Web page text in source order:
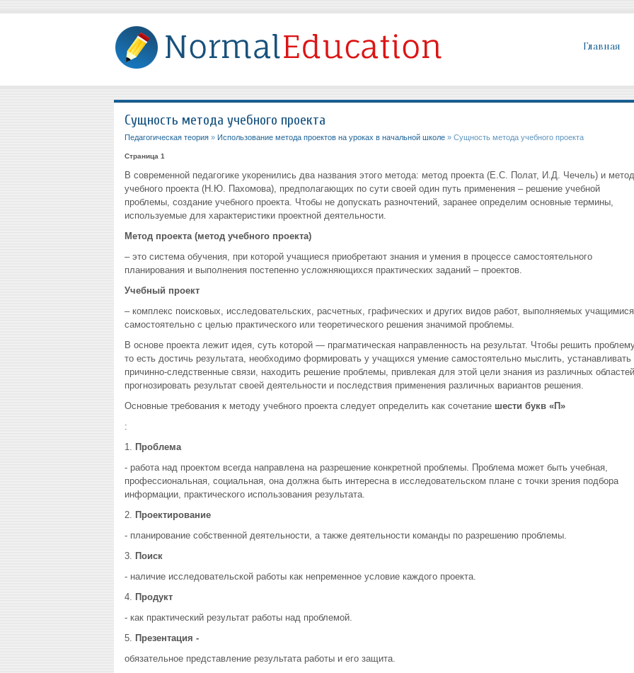
Главная
Сущность метода учебного проекта
Педагогическая теория» Использование метода проектов на уроках в начальной школе» Сущность метода учебного проекта
Страница 1
В современной педагогике укоренились два названия этого метода: метод проекта (Е.С. Полат, И.Д. Чечель) и метод
учебного проекта (Н.Ю. Пахомова), предполагающих по сути своей один путь применения – решение учебной
проблемы, создание учебного проекта. Чтобы не допускать разночтений, заранее определим основные термины,
используемые для характеристики проектной деятельности.
Метод проекта (метод учебного проекта)
– это система обучения, при которой учащиеся приобретают знания и умения в процессе самостоятельного
планирования и выполнения постепенно усложняющихся практических заданий – проектов.
Учебный проект
– комплекс поисковых, исследовательских, расчетных, графических и других видов работ, выполняемых учащимися
самостоятельно с целью практического или теоретического решения значимой проблемы.
В основе проекта лежит идея, суть которой — прагматическая направленность на результат. Чтобы решить
то есть достичь результата, необходимо формировать у учащихся умение самостоятельно мыслить, устанавливать
причинно-следственные связи, находить решение проблемы, привлекая для этой цели знания из различных
прогнозировать результат своей деятельности и последствия применения различных вариантов решения.
Основные требования к методу учебного проекта следует определить как сочетание шести букв «П»
:
1. Проблема
- работа над проектом всегда направлена на разрешение конкретной проблемы. Проблема может быть учебная,
профессиональная, социальная, она должна быть интересна в исследовательском плане с точки зрения подбора
информации, практического использования результата.
2. Проектирование
- планирование собственной деятельности, а также деятельности команды по разрешению проблемы.
3. Поиск
- наличие исследовательской работы как непременное условие каждого проекта.
4. Продукт
- как практический результат работы над проблемой.
5. Презентация -
обязательное представление результата работы и его защита.